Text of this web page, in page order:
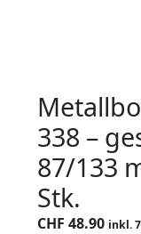
338 –
87/133
Stk.
CHF 48.90 inkl.